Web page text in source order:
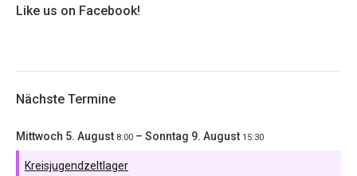
Like us on Facebook!
Nächste Termine
Mittwoch 5. August 8:00 – Sonntag 9. August 15:30
Kreisjugendzeltlager